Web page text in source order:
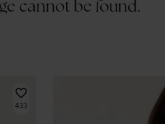
cannot be found.
433